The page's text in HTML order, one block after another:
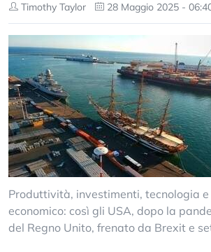
Timothy Taylor 28 Maggio 2025 -
Produttività, investimenti, tecnologia
economico: così gli USA, dopo la
del Regno Unito, frenato da Brexit e